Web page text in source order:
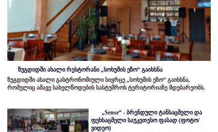
ზუგდიდში ახალი რესტორანი „სოხუმის ეზო“ გაიხსნა
ზუგდიდში ახალი გასტრონომიული სივრცე „სოხუმის ეზო“ გაიხსნა,
რომელიც ამავე სახელწოდების სასტუმროს ტერიტორიაზე მდებარეობს.
„Sense“ - ბრენდული ტანსაცმელი და
ფეხსაცმელი საუკეთესო ფასად (ფოტო/
ვიდეო)